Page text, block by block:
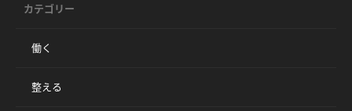
カテゴリー
働く
整える